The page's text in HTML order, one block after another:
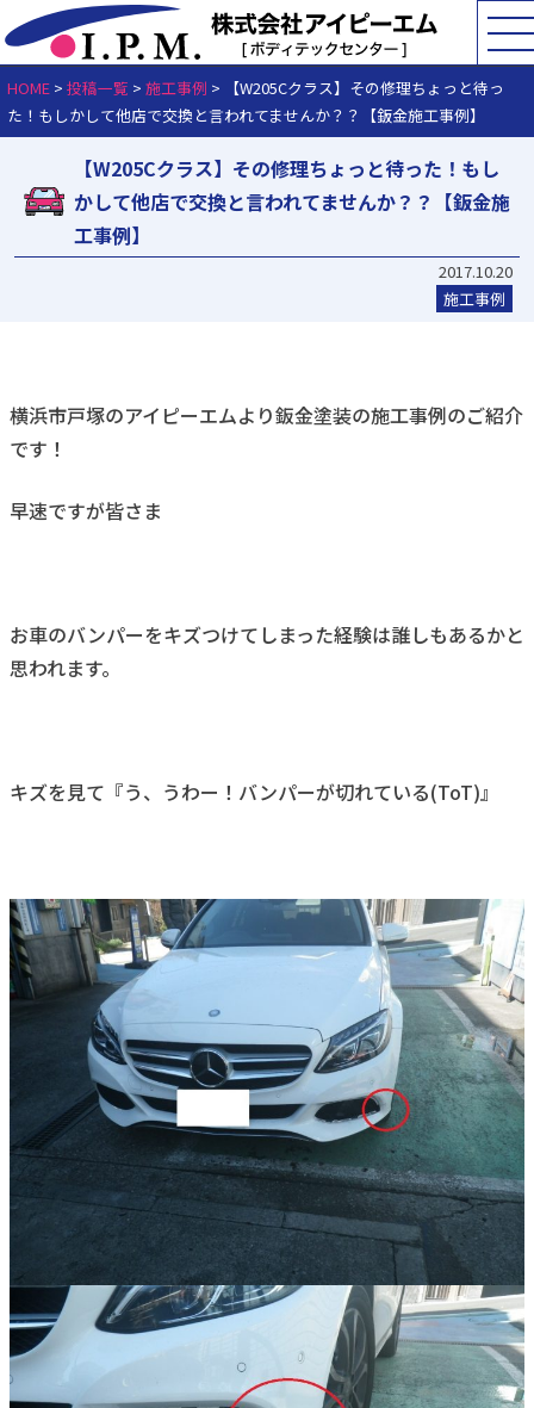
HOME >投稿一覧 >施工事例 >
【W205Cクラス】その修理ちょっと待っ
た！もしかして他店で交換と言われてませんか？？【鈑金施工事例】
【W205Cクラス】その修理ちょっと待った！もし
かして他店で交換と言われてませんか？？【鈑金施
工事例】
2017.10.20
施工事例
横浜市戸塚のアイピーエムより鈑金塗装の施工事例のご紹介
です！
早速ですが皆さま
お車のバンパーをキズつけてしまった経験は誰しもあるかと
思われます。
キズを見て『う、うわー！バンパーが切れている(ToT)』